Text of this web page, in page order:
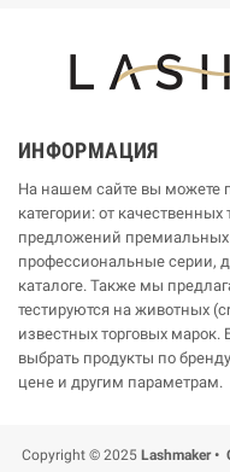
ИНФОРМАЦИЯ
На нашем сайте вы можете
категории: от
предложений премиальных
профессиональные серии,
каталоге. Также мы
тестируются на животных
известных торговых
выбрать продукты по
цене и другим параметрам.
Copyright © 2025 Lashmaker